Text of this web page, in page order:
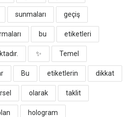
sunmaları geçiş
bu etiketleri
​✨ Temel
​Bu etiketlerin dikkat
olarak taklit
hologram